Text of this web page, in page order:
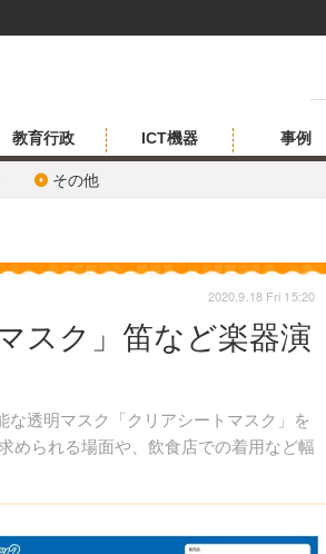
その他
教育行政 ICT機器 事例
スク」笛など楽器演
透明マスク「クリアシートマスク」を
められる場面や、飲食店での着用など幅
2020.9.18 Fri 15:20